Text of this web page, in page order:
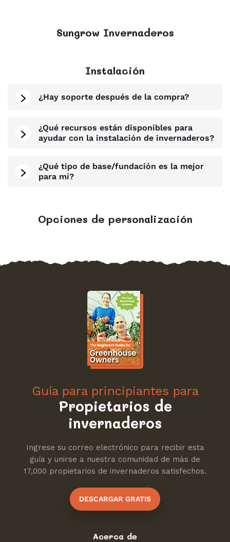
Sungrow Invernaderos
Instalación
¿Hay soporte después de la compra?
¿Qué recursos están disponibles para
ayudar con la instalación de invernaderos?
¿Qué tipo de base/fundación es la mejor
para mí?
Opciones de personalización
Guía para principiantes para
Propietarios de
invernaderos
Ingrese su correo electrónico para recibir esta
guía y unirse a nuestra comunidad de más de
17,000 propietarios de invernaderos satisfechos.
DESCARGAR GRATIS
Acerca de